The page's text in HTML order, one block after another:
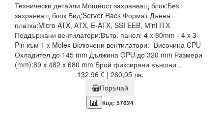
Технически детайли Мощност захранващ блок:Без
захранващ блок Вид:Server Rack Формат Дънна
платка:Micro ATX, ATX, E-ATX, SSI EEB, Mini ITX
Поддържани вентилатори:Вътр. панел: 4 x 80mm - 4 x 3-
Pin към 1 x Molex Включени вентилатори:- Височина CPU
Охладител:до 145 mm Дължина GPU:до 320 mm Размери
(mm):89 x 482 x 680 mm Брой фиксирани външни...
132,96 € | 260,05 лв.
Поръчай
Код: 57624